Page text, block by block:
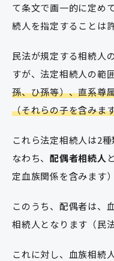
て条文で画一的に定め
続人を指定することは
民法が規定する相続人
すが、法定相続人の範囲
孫、ひ孫等）、直系尊
（それらの子を含みま
これら法定相続人は2
なわち、 配偶者相続人 と
定血族関係を含みます）
このうち、配偶者は、
相続人となります（民
これに対し、血族相続